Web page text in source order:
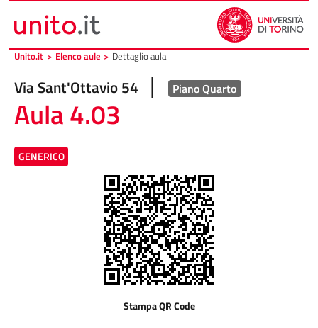
Unito.it > Elenco aule > Dettaglio aula
Via Sant'Ottavio 54 | Piano Quarto
Aula 4.03
GENERICO
Stampa QR Code